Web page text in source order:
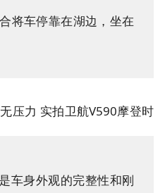
将车停靠在湖边，坐在
车身外观的完整性和刚